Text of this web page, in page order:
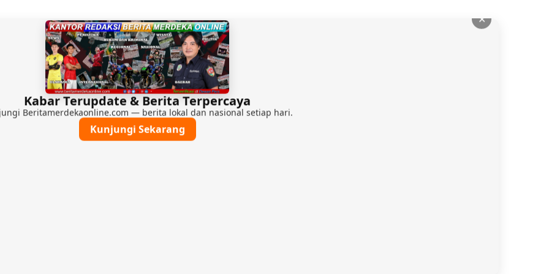
✕
Kabar Terupdate & Berita Terpercaya
Beritamerdekaonline.com — berita lokal dan nasional setiap hari.
Kunjungi Sekarang